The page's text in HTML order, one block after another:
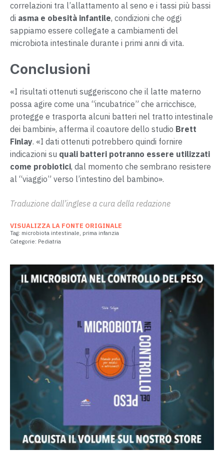
correlazioni tra l’allattamento al seno e i tassi più bassi
di asma e obesità infantile, condizioni che oggi
sappiamo essere collegate a cambiamenti del
microbiota intestinale durante i primi anni di vita.
Conclusioni
«I risultati ottenuti suggeriscono che il latte materno
possa agire come una “incubatrice” che arricchisce,
protegge e trasporta alcuni batteri nel tratto intestinale
dei bambini», afferma il coautore dello studio Brett
Finlay. «I dati ottenuti potrebbero quindi fornire
indicazioni su quali batteri potranno essere utilizzati
come probiotici, dal momento che sembrano resistere
al “viaggio” verso l’intestino del bambino».
Traduzione dall’inglese a cura della redazione
VISUALIZZA LA FONTE ORIGINALE
Tag: microbiota intestinale, prima infanzia
Categorie: Pediatria